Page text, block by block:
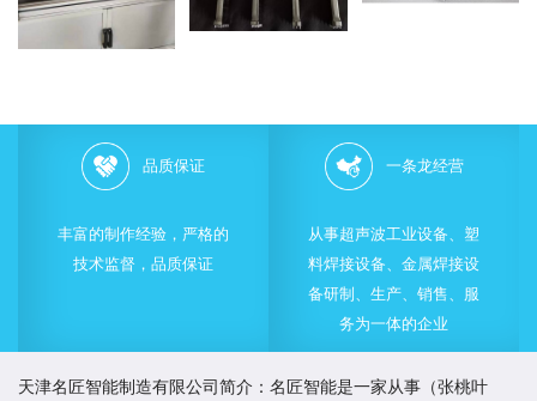
品质保证
丰富的制作经验，严格的
技术监督，品质保证
一条龙经营
从事超声波工业设备、塑
料焊接设备、金属焊接设
备研制、生产、销售、服
务为一体的企业
天津名匠智能制造有限公司简介：名匠智能是一家从事（张桃叶